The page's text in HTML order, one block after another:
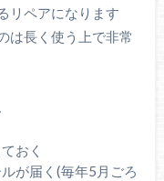
リペアになります
は長く使う上で非常
おく
が届く(毎年5月ごろ